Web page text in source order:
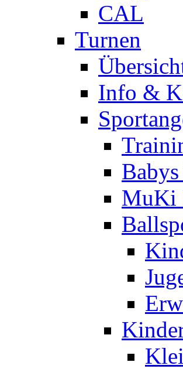
CAL
Turnen
Info &
MuKi